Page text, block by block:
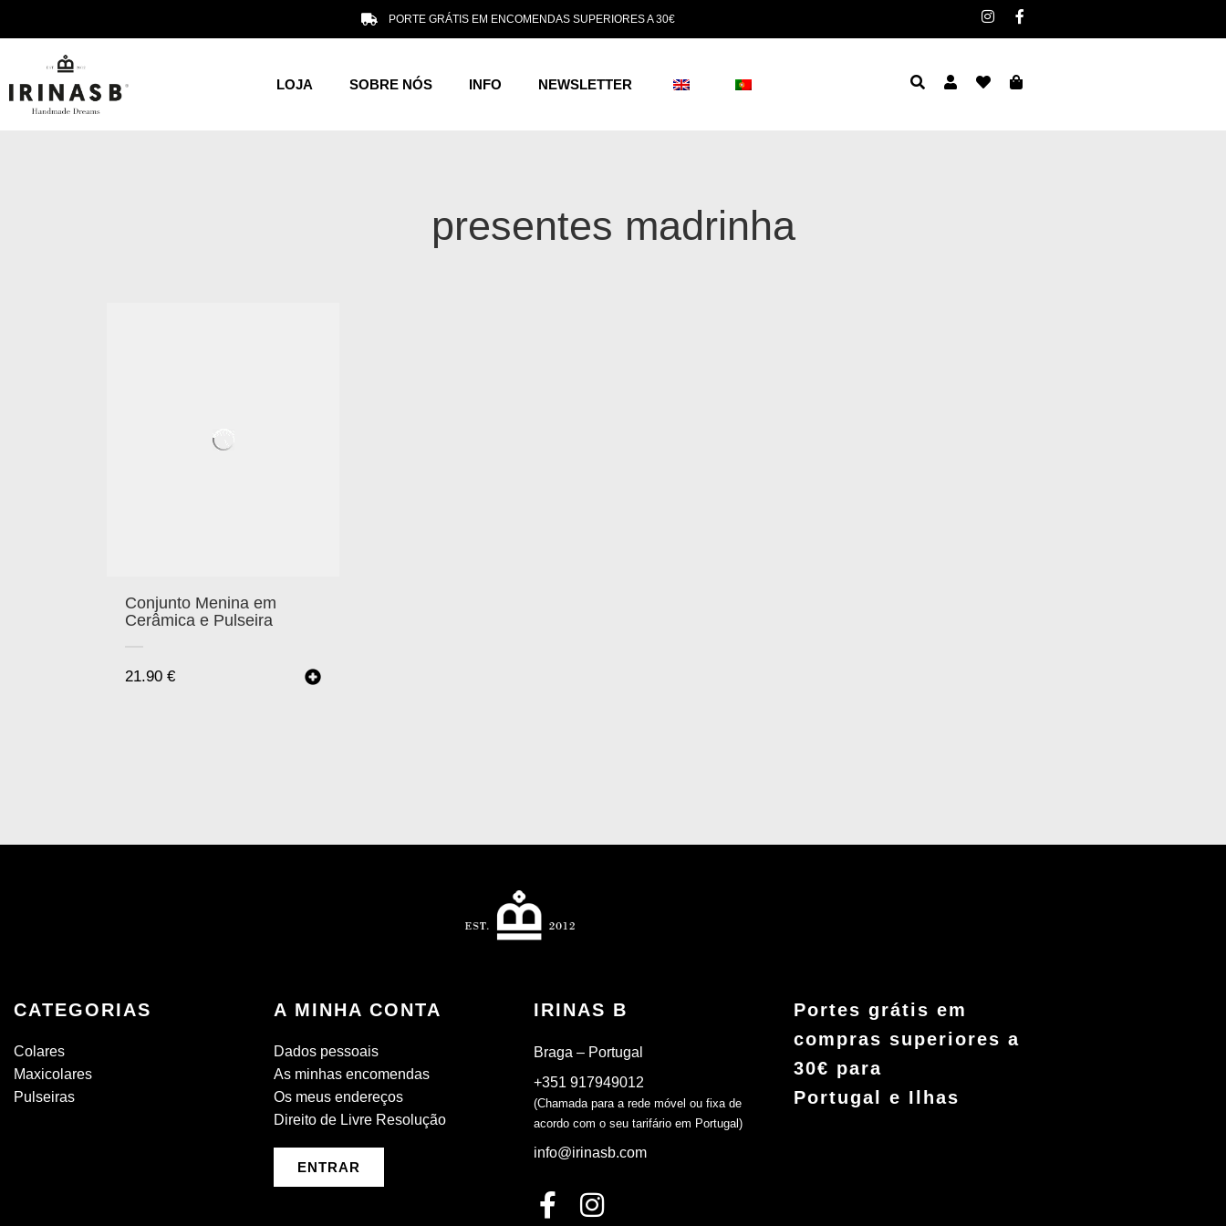
PORTE GRÁTIS EM ENCOMENDAS SUPERIORES A 30€
LOJA SOBRE NÓS INFO NEWSLETTER
presentes madrinha
Conjunto Menina em
Cerâmica e Pulseira
21.90 €
CATEGORIAS
Colares
Maxicolares
Pulseiras
A MINHA CONTA
Dados pessoais
As minhas encomendas
Os meus endereços
Direito de Livre Resolução
ENTRAR
IRINAS B
Braga – Portugal
+351 917949012
(Chamada para a rede móvel ou fixa de
acordo com o seu tarifário em Portugal)
info@irinasb.com
Portes grátis em
compras superiores a
30€ para
Portugal e Ilhas